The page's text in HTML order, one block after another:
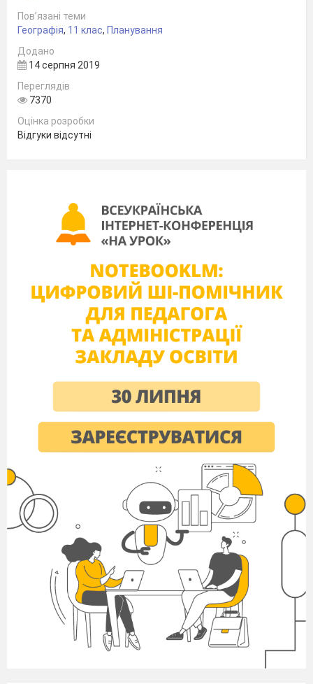
розграфлення.
координат окремих
точок, географічних
та магнітних
азимутів,
абсолютних та
відносних висот
точок, падіння річки.
Основні умовні
топографічних карт.
Вимірювання на
топографічній карті.
Використання
азимутів.
Практична робота 1
(продовження)
Визначення
топографічній карті
географічних (
точністю до секунд)
прямокутних
координат окремих
точок, географічних
та магнітних
Пов’язані теми
Географія, 11 клас, Планування
Додано
14 серпня 2019
Переглядів
7370
Оцінка розробки
Відгуки відсутні